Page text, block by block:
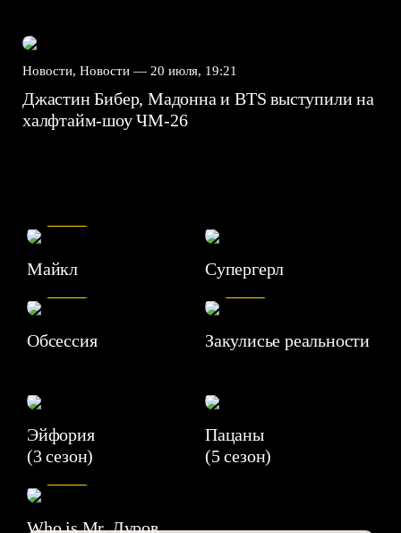
Новости, Новости — 20 июля, 19:21
Джастин Бибер, Мадонна и BTS выступили на
халфтайм-шоу ЧМ-26
Майкл Супергерл
Обсессия
7.1
Закулисье реальности
Эйфория
(3 сезон)
Пацаны
(5 сезон)
Who is Mr. Дуров